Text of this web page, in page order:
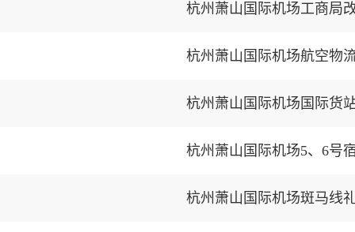
杭州萧山国际机场工商局
杭州萧山国际机场国际货
杭州萧山国际机场5、6号
杭州萧山国际机场斑马线